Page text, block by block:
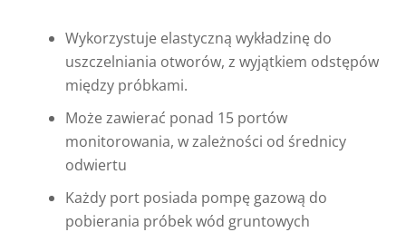
Wykorzystuje elastyczną wykładzinę do
uszczelniania otworów, z wyjątkiem odstępów
między próbkami.
Może zawierać ponad 15 portów
monitorowania, w zależności od średnicy
odwiertu
Każdy port posiada pompę gazową do
pobierania próbek wód gruntowych